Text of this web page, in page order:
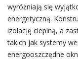
wyróżniają się
energetyczną.
izolację cieplną, a
takich jak systemy
energooszczędne